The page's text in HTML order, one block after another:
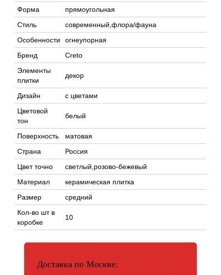
Форма
прямоугольная
Стиль
современный,флора/фауна
Особенности
огнеупорная
Бренд
Creto
Элементы
плитки
декор
Дизайн
с цветами
Цветовой
тон
белый
Поверхность
матовая
Страна
Россия
Цвет точно
светлый,розово-бежевый
Материал
керамическая плитка
Размер
средний
Кол-во шт в
коробке
10
Доставка по Москве: